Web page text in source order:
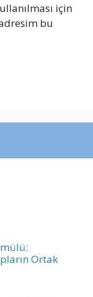
için
bu
Ortak